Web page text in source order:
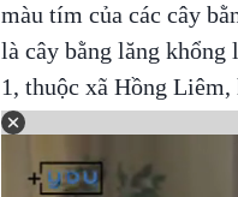
màu tím của các cây
là cây bằng lăng khổng
1, thuộc xã Hồng